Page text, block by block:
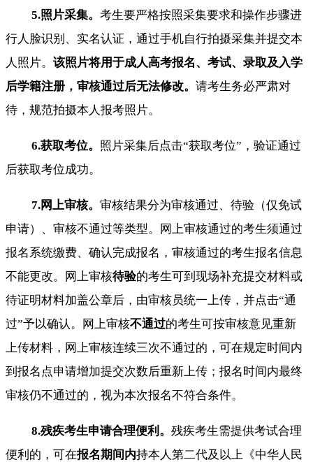
5.照片采集。 考生要严格按照采集要求和操作步骤进
行人脸识别、实名认证，通过手机自行拍摄采集并提交本
人照片。 该照片将用于成人高考报名、考试、录取及入学
后学籍注册，审核通过后无法修改。 请考生务必严肃对
待，规范拍摄本人报考照片。
6.获取考位。 照片采集后点击“获取考位”，验证通过
后获取考位成功。
7.网上审核。 审核结果分为审核通过、待验（仅免试
申请）、审核不通过等类型。网上审核通过的考生须通过
报名系统缴费、确认完成报名，审核通过的考生报名信息
不能更改。网上审核待验的考生可到现场补充提交材料或
待证明材料加盖公章后，由审核员统一上传，并点击“通
过”予以确认。网上审核不通过的考生可按审核意见重新
上传材料，网上审核连续三次不通过的，可在规定时间内
到报名点申请增加提交次数后重新上传；报名时间内最终
审核仍不通过的，视为本次报名不符合条件。
8.残疾考生申请合理便利。 残疾考生需提供考试合理
便利的，可在报名期间内持本人第二代及以上《中华人民